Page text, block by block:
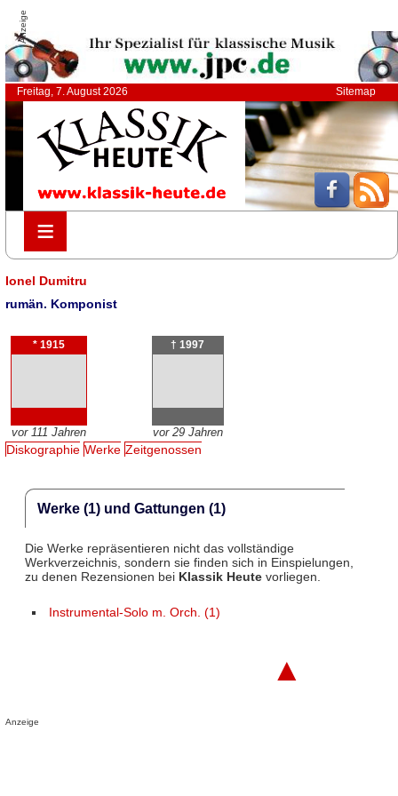
Anzeige
Freitag, 7. August 2026 Sitemap
≡
≡
Ionel Dumitru
rumän. Komponist
* 1915
vor 111 Jahren
† 1997
vor 29 Jahren
Diskographie Werke Zeitgenossen
Werke (1) und Gattungen (1)
Die Werke repräsentieren nicht das vollständige
Werkverzeichnis, sondern sie finden sich in Einspielungen,
zu denen Rezensionen bei Klassik Heutevorliegen.
Instrumental-Solo m. Orch. (1)
▲
Anzeige